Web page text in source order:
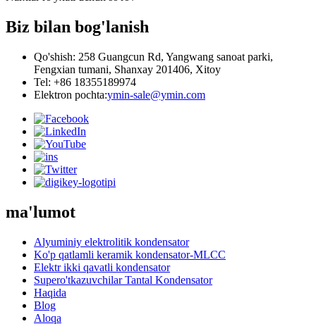
Biz bilan bog'lanish
Qo'shish: 258 Guangcun Rd, Yangwang sanoat parki,
Fengxian tumani, Shanxay 201406, Xitoy
Tel: +86 18355189974
Elektron pochta:ymin-sale@ymin.com
ma'lumot
Alyuminiy elektrolitik kondensator
Ko'p qatlamli keramik kondensator-MLCC
Elektr ikki qavatli kondensator
Supero'tkazuvchilar Tantal Kondensator
Haqida
Blog
Aloqa